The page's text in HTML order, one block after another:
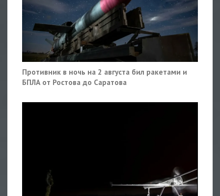
Противник в ночь на 2 августа бил ракетами и
БПЛА от Ростова до Саратова